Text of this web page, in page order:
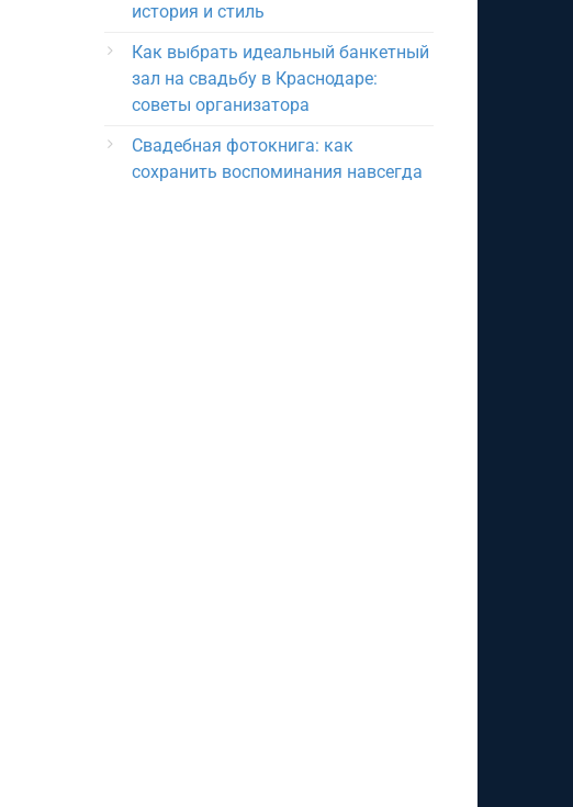
история и стиль
Как выбрать идеальный банкетный
зал на свадьбу в Краснодаре:
советы организатора
Свадебная фотокнига: как
сохранить воспоминания навсегда